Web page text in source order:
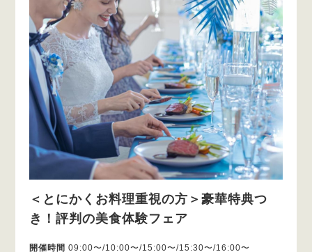
＜とにかくお料理重視の方＞豪華特典つ
き！評判の美食体験フェア
開催時間 09:00〜/10:00〜/15:00〜/15:30〜/16:00〜